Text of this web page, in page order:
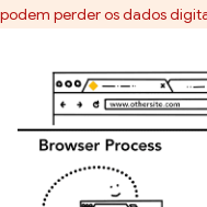
podem perder os dados